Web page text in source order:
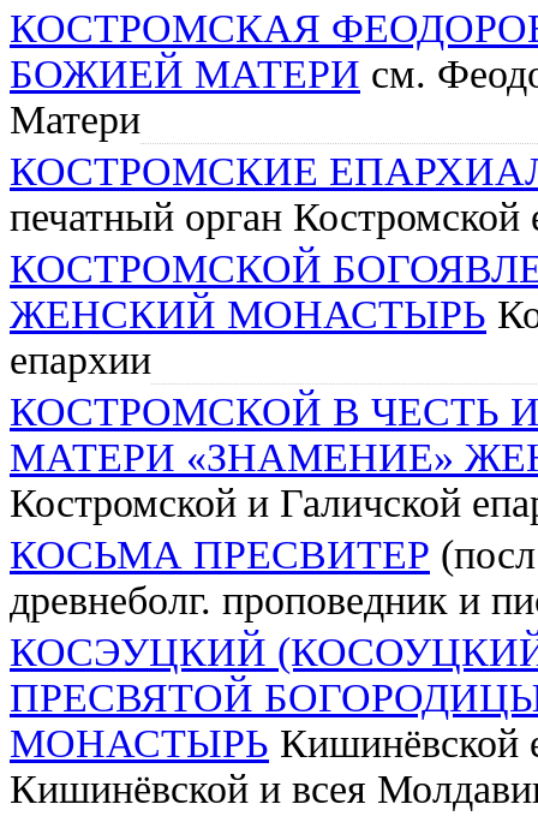
КОСТРОМСКАЯ
БОЖИЕЙ МАТЕРИ см.
Матери
КОСТРОМСКИЕ
печатный орган Костромской
КОСТРОМСКОЙ
ЖЕНСКИЙ МОНАСТЫРЬ
епархии
КОСТРОМСКОЙ В ЧЕСТЬ
МАТЕРИ «ЗНАМЕНИЕ»
Костромской и Галичской
КОСЬМА ПРЕСВИТЕР
древнеболг. проповедник и
КОСЭУЦКИЙ
ПРЕСВЯТОЙ
МОНАСТЫРЬ Кишинёвской
Кишинёвской и всея